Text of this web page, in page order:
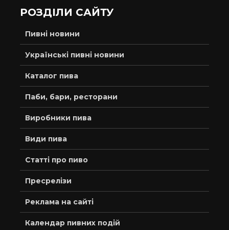
РОЗДІЛИ САЙТУ
Пивні новини
Українські пивні новини
Каталог пива
Паби, бари, ресторани
Виробники пива
Види пива
Статті про пиво
Пресрелізи
Реклама на сайті
Календар пивних подій